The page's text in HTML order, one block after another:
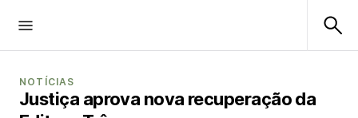
NOTÍCIAS
Justiça aprova nova recuperação da